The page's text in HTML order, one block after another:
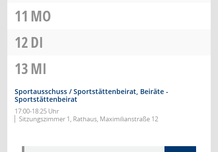
11 MO
12DI
13MI
Sportausschuss / Sportstättenbeirat, Beiräte -
Sportstättenbeirat
17:00-18:25 Uhr
Sitzungszimmer 1, Rathaus, Maximilianstraße 12